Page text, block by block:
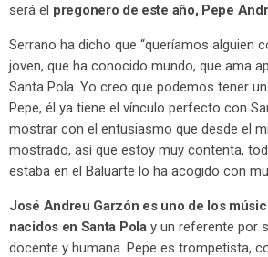
será el pregonero de este año, Pepe
Serrano ha dicho que “queríamos alguien
joven, que ha conocido mundo, que ama
Santa Pola. Yo creo que podemos tener
Pepe, él ya tiene el vínculo perfecto con
mostrar con el entusiasmo que desde el
mostrado, así que estoy muy contenta,
estaba en el Baluarte lo ha acogido con
José Andreu Garzón es uno de los
nacidos en Santa Polay un referente por
docente y humana. Pepe es trompetista,